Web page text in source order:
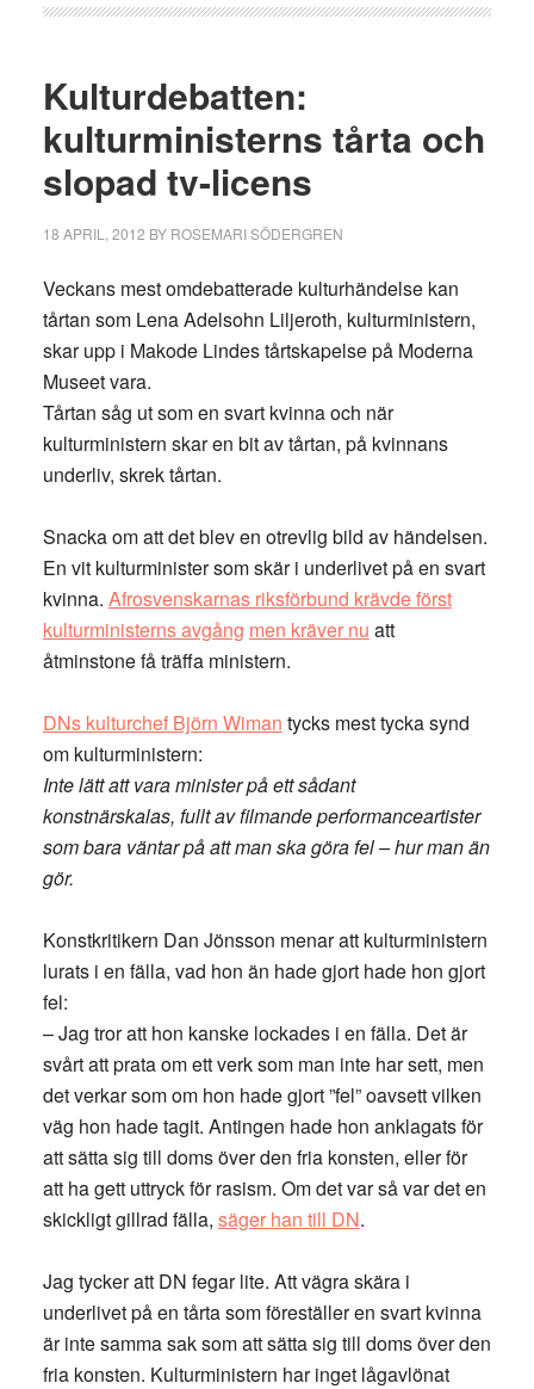
Kulturdebatten:
kulturministerns tårta och
slopad tv-licens
18 APRIL, 2012 BY ROSEMARI SÖDERGREN
Veckans mest omdebatterade kulturhändelse kan
tårtan som Lena Adelsohn Liljeroth, kulturministern,
skar upp i Makode Lindes tårtskapelse på Moderna
Museet vara.
Tårtan såg ut som en svart kvinna och när
kulturministern skar en bit av tårtan, på kvinnans
underliv, skrek tårtan.
Snacka om att det blev en otrevlig bild av händelsen.
En vit kulturminister som skär i underlivet på en svart
kvinna. Afrosvenskarnas riksförbund krävde först
kulturministerns avgång men kräver nu att
åtminstone få träffa ministern.
DNs kulturchef Björn Wiman tycks mest tycka synd
om kulturministern:
Inte lätt att vara minister på ett sådant
konstnärskalas, fullt av filmande performanceartister
som bara väntar på att man ska göra fel – hur man än
gör.
Konstkritikern Dan Jönsson menar att kulturministern
lurats i en fälla, vad hon än hade gjort hade hon gjort
fel:
– Jag tror att hon kanske lockades i en fälla. Det är
svårt att prata om ett verk som man inte har sett, men
det verkar som om hon hade gjort ”fel” oavsett vilken
väg hon hade tagit. Antingen hade hon anklagats för
att sätta sig till doms över den fria konsten, eller för
att ha gett uttryck för rasism. Om det var så var det en
skickligt gillrad fälla, säger han till DN.
Jag tycker att DN fegar lite. Att vägra skära i
underlivet på en tårta som föreställer en svart kvinna
är inte samma sak som att sätta sig till doms över den
fria konsten. Kulturministern har inget lågavlönat